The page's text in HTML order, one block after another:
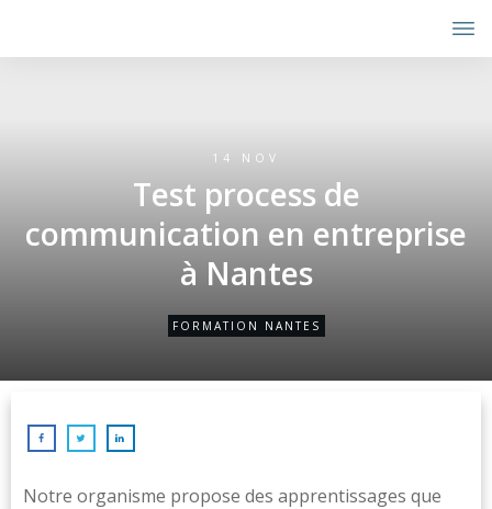
14 NOV
Test process de
communication en entreprise
à Nantes
FORMATION NANTES
Notre organisme propose des apprentissages que